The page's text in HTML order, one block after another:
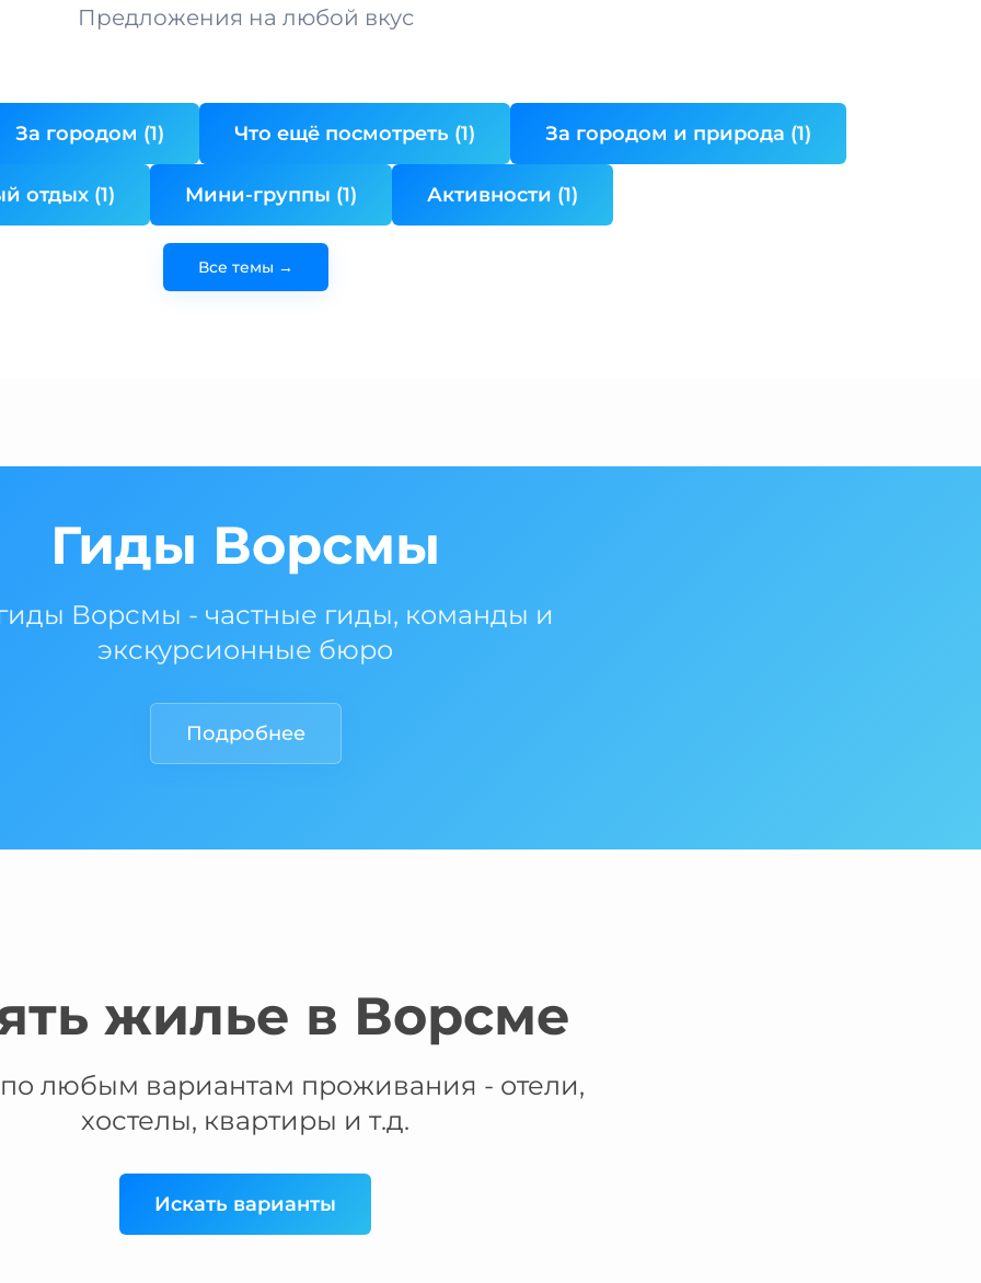
Предложения на любой вкус
За городом (1) Что ещё посмотреть (1) За городом и природа (1)
отдых (1) Мини-группы (1) Активности (1)
Все темы →
Гиды Ворсмы
Ворсмы - частные гиды, команды и
экскурсионные бюро
Подробнее
жилье в Ворсме
любым вариантам проживания - отели,
хостелы, квартиры и т.д.
Искать варианты